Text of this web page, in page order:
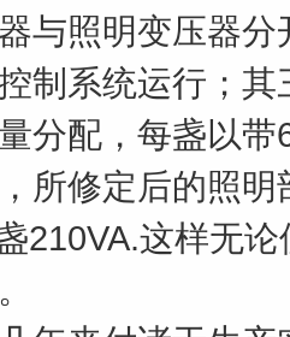
与照明变压器
制系统运行；
分配，每盏以
所修定后的照
210VA.这样无